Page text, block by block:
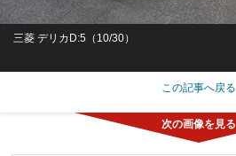
三菱 デリカD:5（10/30）
この記事へ戻る